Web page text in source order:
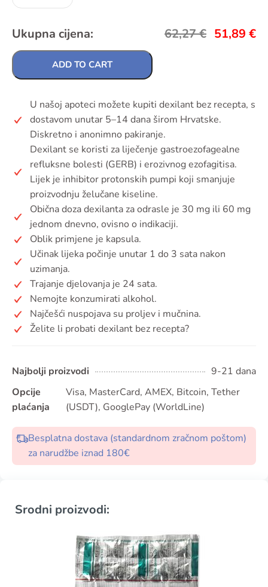
Ukupna cijena: 62,27€ 51,89 €
ADD TO CART
U našoj apoteci možete kupiti dexilant bez recepta, s
dostavom unutar 5–14 dana širom Hrvatske.
Diskretno i anonimno pakiranje.
Dexilant se koristi za liječenje gastroezofagealne
refluksne bolesti (GERB) i erozivnog ezofagitisa.
Lijek je inhibitor protonskih pumpi koji smanjuje
proizvodnju želučane kiseline.
Obična doza dexilanta za odrasle je 30 mg ili 60 mg
jednom dnevno, ovisno o indikaciji.
Oblik primjene je kapsula.
Učinak lijeka počinje unutar 1 do 3 sata nakon
uzimanja.
Trajanje djelovanja je 24 sata.
Nemojte konzumirati alkohol.
Najčešći nuspojava su proljev i mučnina.
Želite li probati dexilant bez recepta?
Najbolji proizvodi
9-21 dana
Opcije
plaćanja
Visa, MasterCard, AMEX, Bitcoin, Tether
(USDT), GooglePay (WorldLine)
Besplatna dostava (standardnom zračnom poštom)
za narudžbe iznad 180€
Srodni proizvodi: